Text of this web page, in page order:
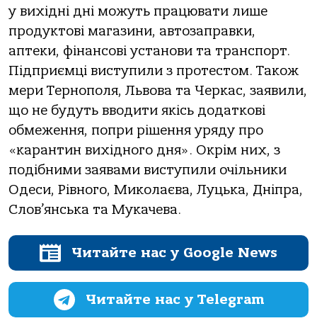
у вихідні дні можуть працювати лише
продуктові магазини, автозаправки,
аптеки, фінансові установи та транспорт.
Підприємці виступили з протестом. Також
мери Тернополя, Львова та Черкас, заявили,
що не будуть вводити якісь додаткові
обмеження, попри рішення уряду про
«карантин вихідного дня». Окрім них, з
подібними заявами виступили очільники
Одеси, Рівного, Миколаєва, Луцька, Дніпра,
Слов’янська та Мукачева.
Читайте нас у Google News
Читайте нас у Telegram